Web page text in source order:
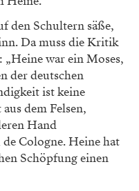
den Schultern säße,
Da muss die Kritik
war ein Moses,
der deutschen
ist keine
dem Felsen,
Hand
Cologne. Heine hat
Schöpfung einen